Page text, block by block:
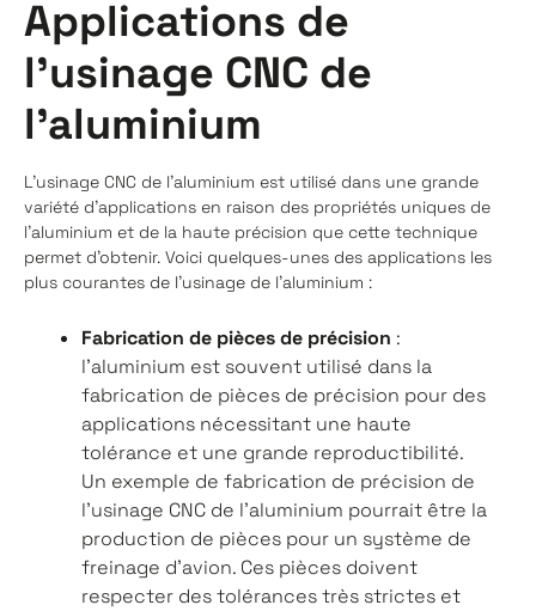
Applications de
l'usinage CNC de
l'aluminium
L'usinage CNC de l'aluminium est utilisé dans une grande
variété d'applications en raison des propriétés uniques de
l'aluminium et de la haute précision que cette technique
permet d'obtenir. Voici quelques-unes des applications les
plus courantes de l'usinage de l'aluminium :
Fabrication de pièces de précision :
l'aluminium est souvent utilisé dans la
fabrication de pièces de précision pour des
applications nécessitant une haute
tolérance et une grande reproductibilité.
Un exemple de fabrication de précision de
l'usinage CNC de l'aluminium pourrait être la
production de pièces pour un système de
freinage d'avion. Ces pièces doivent
respecter des tolérances très strictes et